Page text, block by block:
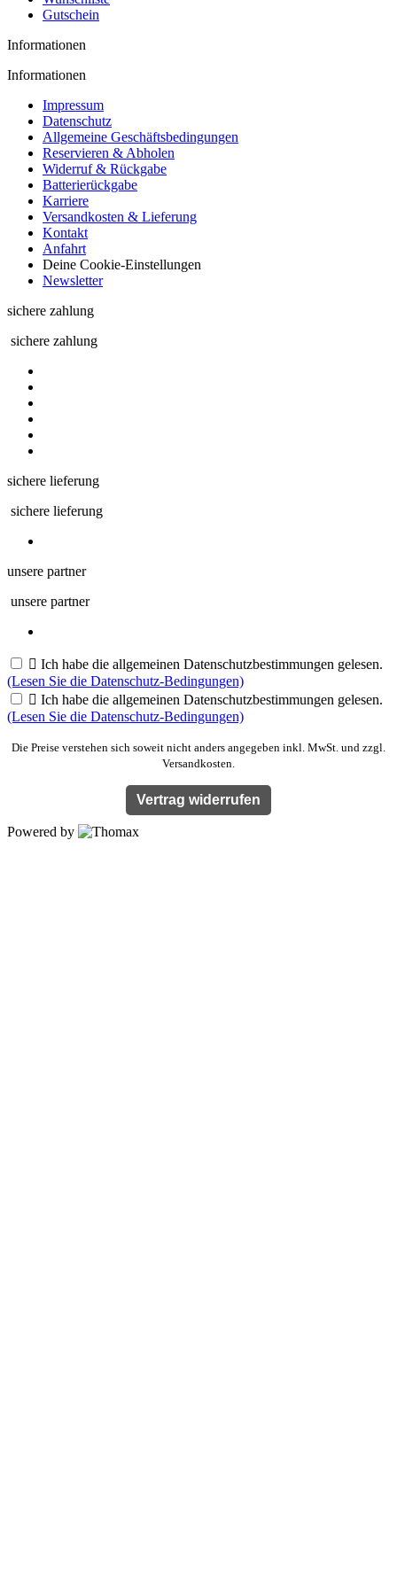
Gutschein
Informationen
Informationen
Impressum
Datenschutz
Allgemeine Geschäftsbedingungen
Reservieren & Abholen
Widerruf & Rückgabe
Batterierückgabe
Karriere
Versandkosten & Lieferung
Kontakt
Anfahrt
Deine Cookie-Einstellungen
Newsletter
sichere zahlung
sichere zahlung
sichere lieferung
sichere lieferung
unsere partner
unsere partner
 Ich habe die allgemeinen Datenschutzbestimmungen gelesen.
(Lesen Sie die Datenschutz-Bedingungen)
 Ich habe die allgemeinen Datenschutzbestimmungen gelesen.
(Lesen Sie die Datenschutz-Bedingungen)
Die Preise verstehen sich soweit nicht anders angegeben inkl. MwSt. und zzgl.
Versandkosten.
Vertrag widerrufen
Powered by